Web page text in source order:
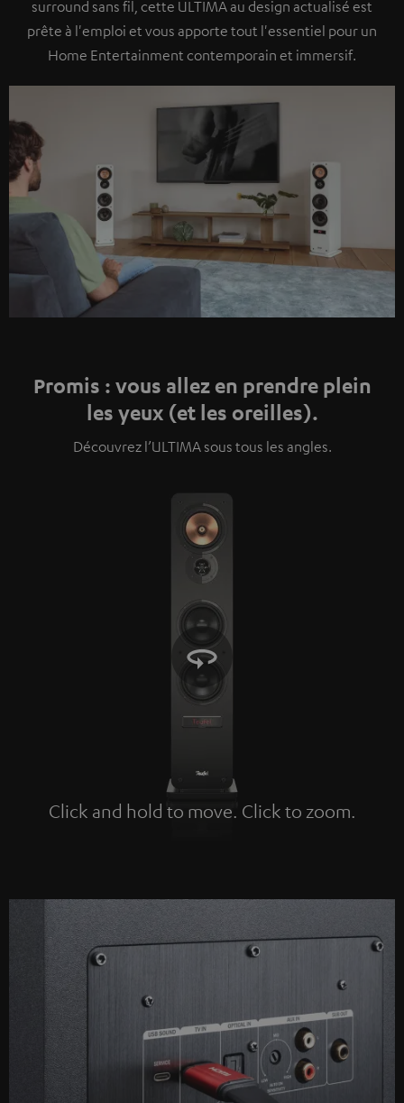
surround sans fil, cette ULTIMA au design actualisé est
prête à l'emploi et vous apporte tout l'essentiel pour un
Home Entertainment contemporain et immersif.
Promis : vous allez en prendre plein
les yeux (et les oreilles).
Découvrez l’ULTIMA sous tous les angles.
Click and hold to move. Click to zoom.
Tap to zoom